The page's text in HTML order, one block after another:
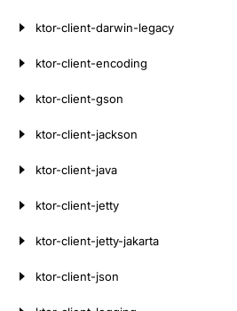
ktor-client-darwin-legacy
ktor-client-encoding
ktor-client-gson
ktor-client-jackson
ktor-client-java
ktor-client-jetty
ktor-client-jetty-jakarta
ktor-client-json